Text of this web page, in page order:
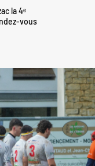
la 4ᵉ
vous